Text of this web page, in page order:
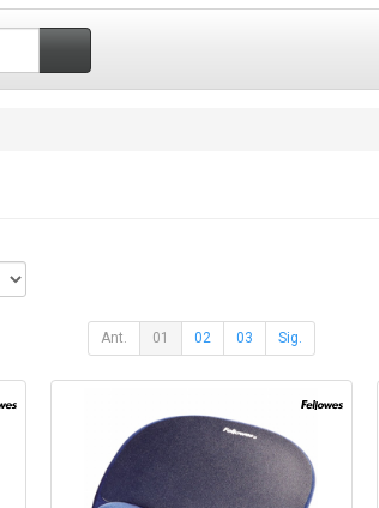
Ant. 01 02 03 Sig.